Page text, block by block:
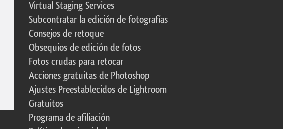
Virtual Staging Services
Subcontratar la edición de fotografías
Consejos de retoque
Obsequios de edición de fotos
Fotos crudas para retocar
Acciones gratuitas de Photoshop
Ajustes Preestablecidos de Lightroom
Gratuitos
Programa de afiliación